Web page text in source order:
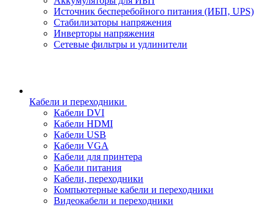
Источник бесперебойного питания (ИБП, UPS)
Стабилизаторы напряжения
Инверторы напряжения
Сетевые фильтры и удлинители
Кабели и переходники
Кабели DVI
Кабели HDMI
Кабели USB
Кабели VGA
Кабели для принтера
Кабели питания
Кабели, переходники
Компьютерные кабели и переходники
Видеокабели и переходники